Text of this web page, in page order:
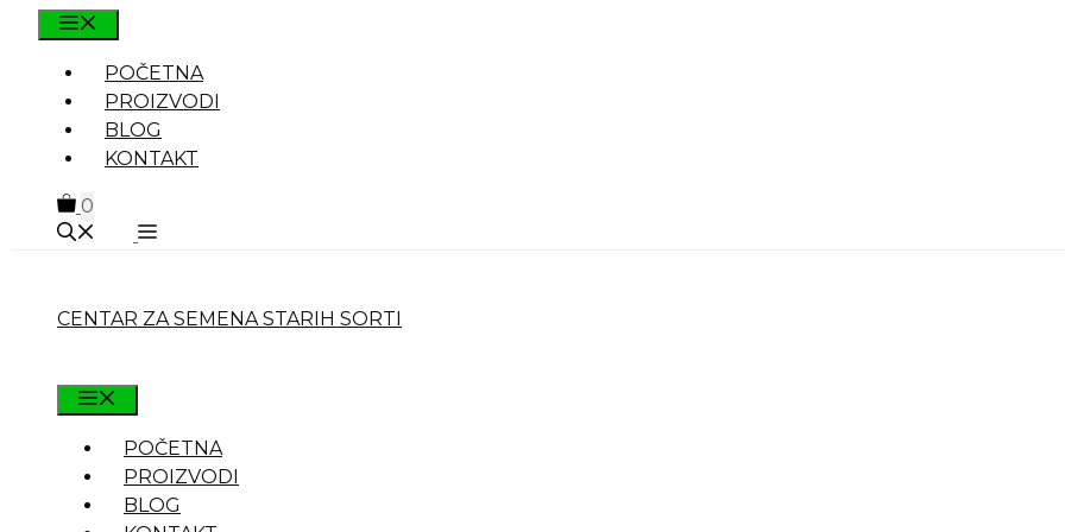
content
POČETNA
PROIZVODI
BLOG
KONTAKT
0
CENTAR ZA SEMENA STARIH SORTI
POČETNA
PROIZVODI
BLOG